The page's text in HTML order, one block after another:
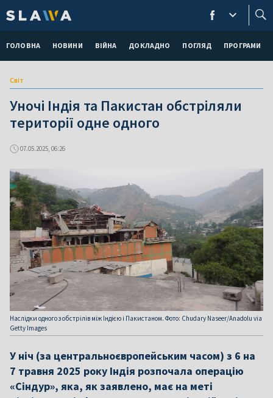
ГОЛОВНА НОВИНИ ВІЙНА ДОКЛАДНО ПОГЛЯД ПРОГРАМИ
Світ
Уночі Індія та Пакистан обстріляли
території одне одного
07.05.2025, 06:26
Наслідки одного з обстрілів між Індією і Пакистаном. Фото: Chudary Naseer/Anadolu via
Getty Images
У ніч (за центральноєвропейським часом) з 6 на
7 травня 2025 року Індія розпочала операцію
«Сіндур», яка, як заявлено, має на меті